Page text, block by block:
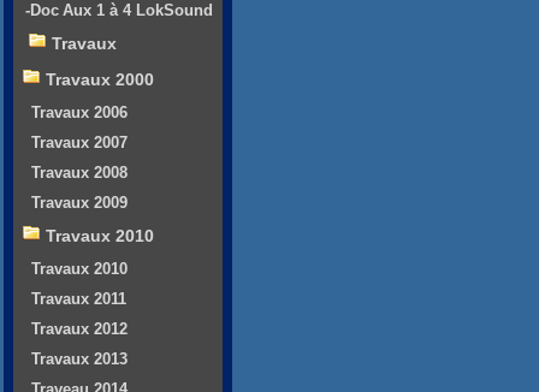
-Doc Aux 1 à 4 LokSound
Travaux
Travaux 2000
Travaux 2006
Travaux 2007
Travaux 2008
Travaux 2009
Travaux 2010
Travaux 2010
Travaux 2011
Travaux 2012
Travaux 2013